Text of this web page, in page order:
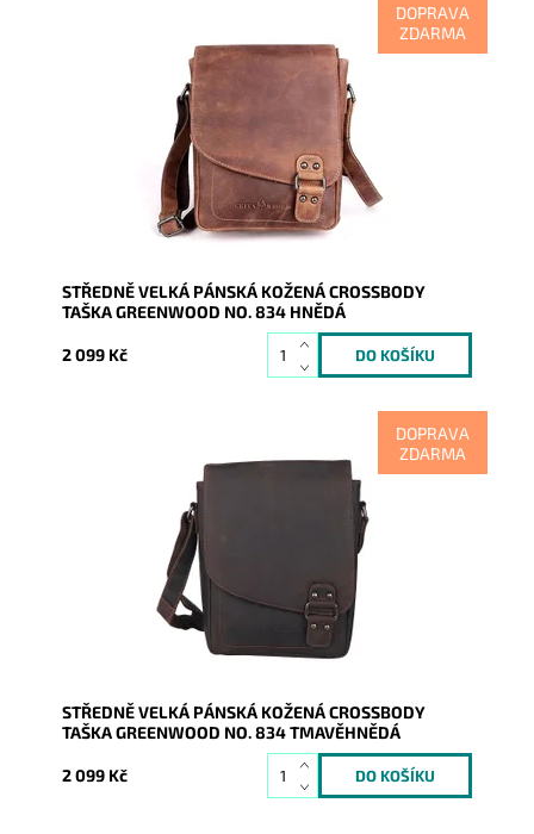
DOPRAVA
ZDARMA
Kožená pánská hnědá crossbody značky
GreenWood střední velikosti, která se uzavírá na
Skladem
17170
GreenWood
2 roky
STŘEDNĚ VELKÁ PÁNSKÁ KOŽENÁ CROSSBODY
TAŠKA GREENWOOD NO. 834 HNĚDÁ
2 099 Kč
DOPRAVA
ZDARMA
Kožená pánská tmavěhnědá crossbody značky
GreenWood střední velikosti, která se uzavírá na
Skladem
21061
GreenWood
2 roky
STŘEDNĚ VELKÁ PÁNSKÁ KOŽENÁ CROSSBODY
TAŠKA GREENWOOD NO. 834 TMAVĚHNĚDÁ
2 099 Kč